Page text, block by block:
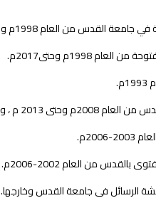
القدس من العام 1998م وحتى الآن.
وحتى2017م.
العام 2015 وحتى 2017 .
من العام 2002-2006م.
الرسائل في جامعة القدس وخارجها.